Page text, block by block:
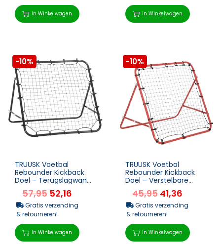
In Winkelwagen In Winkelwagen
-10%
TRUUSK Voetbal
Rebounder Kickback
Doel – Terugslagwand
96x80x96 cm –
Metaalbuis en PE &#...
57,95 52,16
Gratis verzending
& retourneren!
In Winkelwagen
-10%
TRUUSK Voetbal
Rebounder Kickback
Doel – Verstelbare
Hoek – PE Stof – 96 x
80 x 96...
45,9541,36
Gratis verzending
& retourneren!
In Winkelwagen